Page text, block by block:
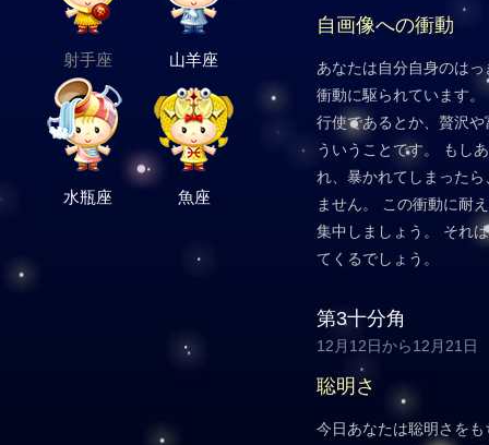
射手座 山羊座
水瓶座 魚座
自画像への衝動
あなたは自分自身のは
衝動に駆られています
行使であるとか、贅沢
ういうことです。 もし
れ、暴かれてしまった
ません。 この衝動に耐
集中しましょう。 それ
てくるでしょう。
第3十分角
12月12日から12月21日
聡明さ
今日あなたは聡明さを